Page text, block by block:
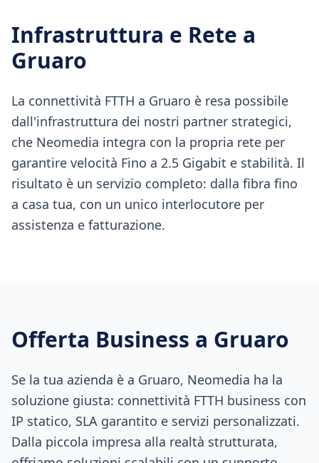
Infrastruttura e Rete a
Gruaro
La connettività FTTH a Gruaro è resa possibile
dall'infrastruttura dei nostri partner strategici,
che Neomedia integra con la propria rete per
garantire velocità Fino a 2.5 Gigabit e stabilità. Il
risultato è un servizio completo: dalla fibra fino
a casa tua, con un unico interlocutore per
assistenza e fatturazione.
Offerta Business a Gruaro
Se la tua azienda è a Gruaro, Neomedia ha la
soluzione giusta: connettività FTTH business con
IP statico, SLA garantito e servizi personalizzati.
Dalla piccola impresa alla realtà strutturata,